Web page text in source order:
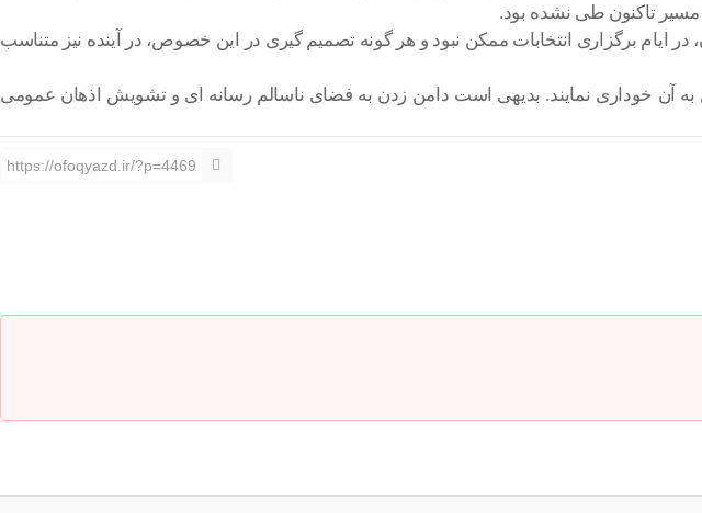
مسیر تاکنون طی نشده بود.
ایام برگزاری انتخابات ممکن نبود و هر گونه تصمیم گیری در این خصوص، در آینده نیز متناسب
به آن خوداری نمایند. بدیهی است دامن زدن به فضای ناسالم رسانه ای و تشویش اذهان عمومی
https://ofoqyazd.ir/?p=4469